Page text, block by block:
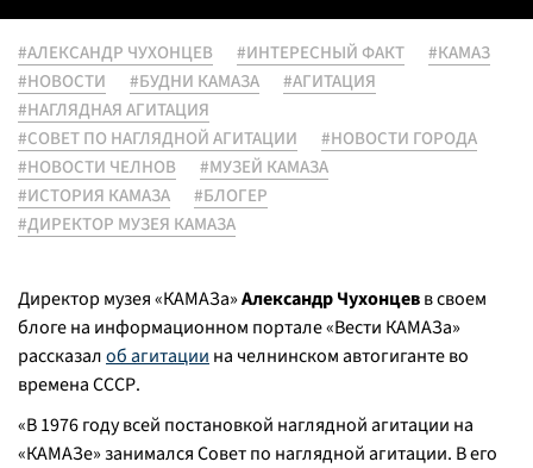
#АЛЕКСАНДР ЧУХОНЦЕВ #ИНТЕРЕСНЫЙ ФАКТ
#КАМАЗ
#НОВОСТИ
#БУДНИ КАМАЗА
#АГИТАЦИЯ
#НАГЛЯДНАЯ АГИТАЦИЯ
#СОВЕТ ПО НАГЛЯДНОЙ АГИТАЦИИ
#НОВОСТИ ГОРОДА
#НОВОСТИ ЧЕЛНОВ
#МУЗЕЙ КАМАЗА
#ИСТОРИЯ КАМАЗА
#БЛОГЕР
#ДИРЕКТОР МУЗЕЯ КАМАЗА
Директор музея «КАМАЗа»Александр Чухонцевв своем
блоге на информационном портале «Вести КАМАЗа»
рассказалоб агитации на челнинском автогиганте во
времена СССР.
«В 1976 году всей постановкой наглядной агитации на
«КАМАЗе» занимался Совет по наглядной агитации. В его